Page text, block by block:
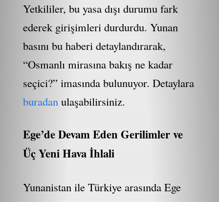
Yetkililer, bu yasa dışı durumu fark
ederek girişimleri durdurdu. Yunan
basını bu haberi detaylandırarak,
“Osmanlı mirasına bakış ne kadar
seçici?” imasında bulunuyor. Detaylara
buradanulaşabilirsiniz.
Ege’de Devam Eden Gerilimler ve
Üç Yeni Hava İhlali
Yunanistan ile Türkiye arasında Ege